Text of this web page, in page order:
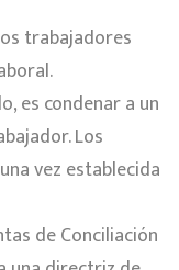
trabajadores
es condenar a un
Los
vez establecida
de Conciliación